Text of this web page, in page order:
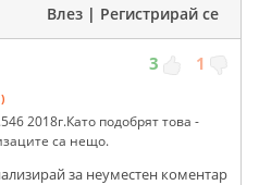
Влез | Регистрирай се
3 1
2018г.Като подобрят това -
са нещо.
за неуместен коментар